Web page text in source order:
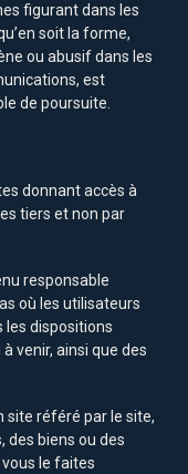
figurant dans les
soit la forme,
ou abusif dans les
est
de poursuite.
donnant accès à
tiers et non par
responsable
où les utilisateurs
les dispositions
venir, ainsi que des
site référé par le site,
des biens ou des
le faites